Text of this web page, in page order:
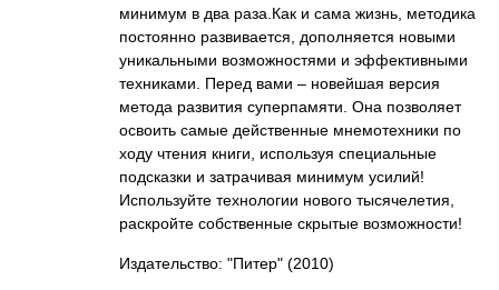
минимум в два раза.Как и сама жизнь, методика
постоянно развивается, дополняется новыми
уникальными возможностями и эффективными
техниками. Перед вами – новейшая версия
метода развития суперпамяти. Она позволяет
освоить самые действенные мнемотехники по
ходу чтения книги, используя специальные
подсказки и затрачивая минимум усилий!
Используйте технологии нового тысячелетия,
раскройте собственные скрытые возможности!
Издательство: "Питер" (2010)